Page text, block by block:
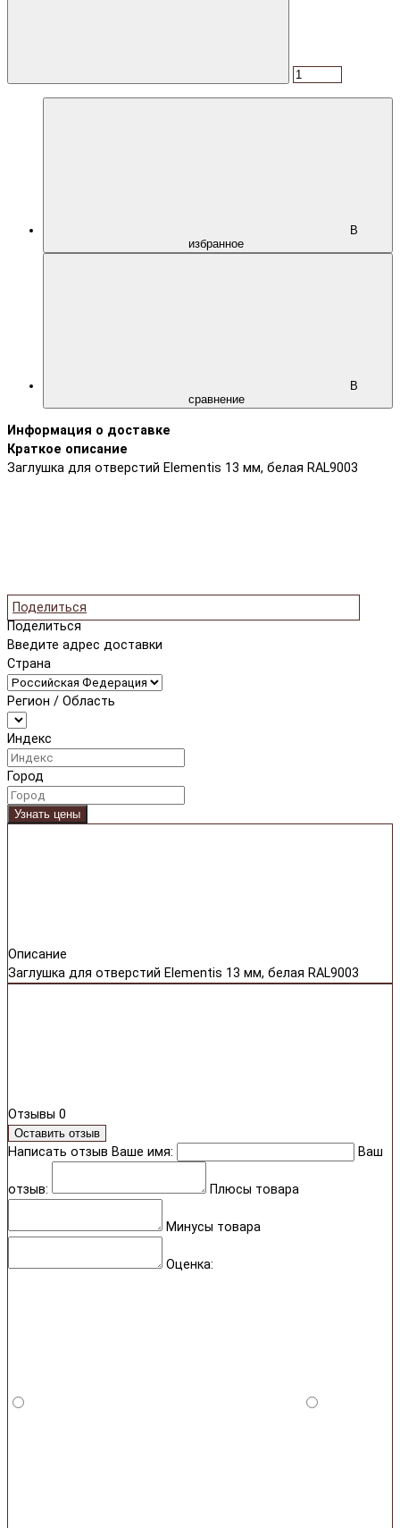
В
избранное
В
сравнение
Информация о доставке
Краткое описание
Заглушка для отверстий Elementis 13 мм, белая RAL9003
Поделиться
Поделиться
Введите адрес доставки
Страна
Регион / Область
Индекс
Город
Узнать цены
Описание
Заглушка для отверстий Elementis 13 мм, белая RAL9003
Отзывы 0
Оставить отзыв
Написать отзыв Ваше имя: Ваш
отзыв: Плюсы товара
Минусы товара
Оценка: